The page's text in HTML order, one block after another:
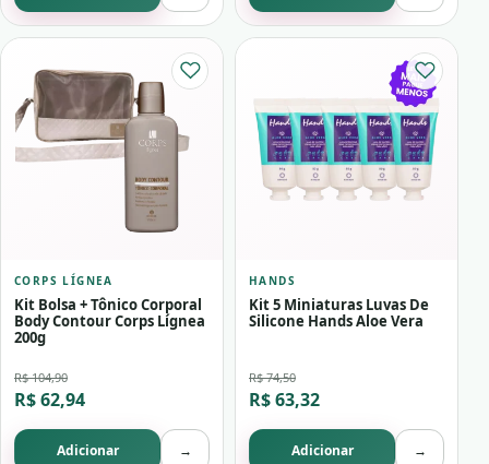
CORPS LÍGNEA
Kit Bolsa + Tônico Corporal
Body Contour Corps Lígnea
200g
R$ 104,90
R$ 62,94
Adicionar →
HANDS
Kit 5 Miniaturas Luvas De
Silicone Hands Aloe Vera
R$ 74,50
R$ 63,32
Adicionar →